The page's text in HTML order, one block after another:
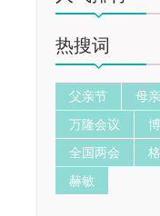
热搜词
父亲节 母
万隆会议
全国两会
赫敏